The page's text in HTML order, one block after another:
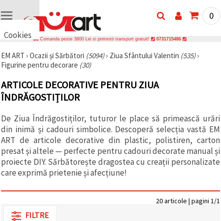
Cookies
vrem să vă
oferim
cookie -uri.
Cu toate
acestea, ele
care le
cunoașteți,
suntem
siguri că
veți avea
cea mai
tare
experiență
amintindu-
și re-
0
Comanda peste 3800 Lei si primesti transport gratuit! 0731715486
EM ART › Ocazii și Sărbători (5094)› Ziua Sfântului Valentin (535)›
Figurine pentru decorare (30)
ARTICOLE DECORATIVE PENTRU ZIUA
ÎNDRĂGOSTIȚILOR
De Ziua Îndrăgostiților, tuturor le place să primească urări
din inimă și cadouri simbolice. Descoperă selecția vastă EM
ART de articole decorative din plastic, polistiren, carton
presat și altele — perfecte pentru cadouri decorate manual și
proiecte DIY. Sărbătorește dragostea cu creații personalizate
care exprimă prietenie și afecțiune!
20 articole | pagini 1/1
FILTRE